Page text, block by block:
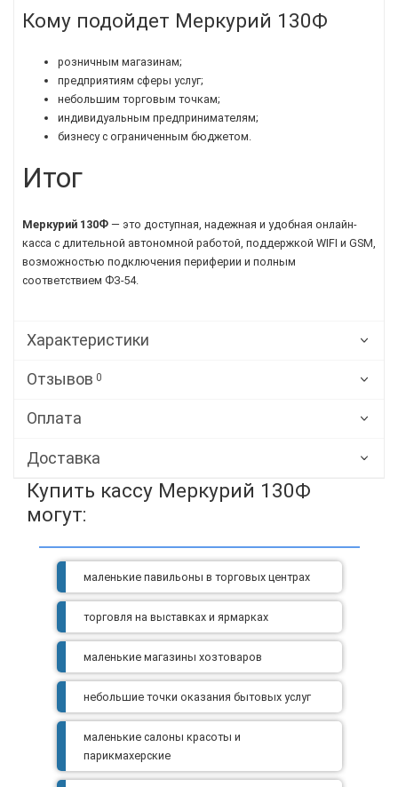
Кому подойдет Меркурий 130Ф
розничным магазинам;
предприятиям сферы услуг;
небольшим торговым точкам;
индивидуальным предпринимателям;
бизнесу с ограниченным бюджетом.
Итог
Меркурий 130Ф — это доступная, надежная и удобная онлайн-
касса с длительной автономной работой, поддержкой WIFI и GSM,
возможностью подключения периферии и полным
соответствием ФЗ-54.
Характеристики
Отзывов 0
Оплата
Доставка
Купить кассу Меркурий 130Ф
могут:
маленькие павильоны в торговых центрах
торговля на выставках и ярмарках
маленькие магазины хозтоваров
небольшие точки оказания бытовых услуг
маленькие салоны красоты и
парикмахерские